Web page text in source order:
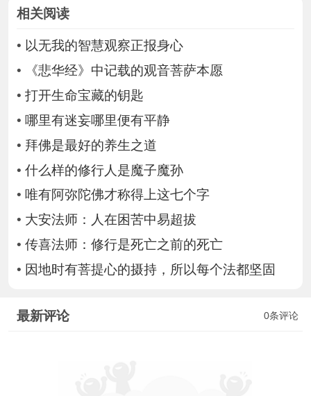
相关阅读
• 以无我的智慧观察正报身心
•
《悲华经》中记载的观音菩萨本愿
• 打开生命宝藏的钥匙
• 哪里有迷妄哪里便有平静
• 拜佛是最好的养生之道
• 什么样的修行人是魔子魔孙
• 唯有阿弥陀佛才称得上这七个字
• 大安法师：人在困苦中易超拔
• 传喜法师：修行是死亡之前的死亡
• 因地时有菩提心的摄持，所以每个法都坚固
0条评论
最新评论